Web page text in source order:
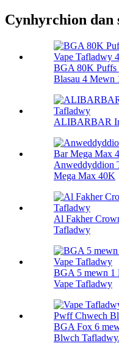
Cynhyrchion dan
BGA 80K Puffs
Blasau 4 Mewn
ALIBARBAR
Anweddyddion
Mega Max 40K
Al Fakher
Tafladwy
BGA 5 mewn 1
Vape Tafladwy
BGA Fox 6
Blwch